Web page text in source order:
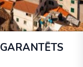
GARANTĒTS